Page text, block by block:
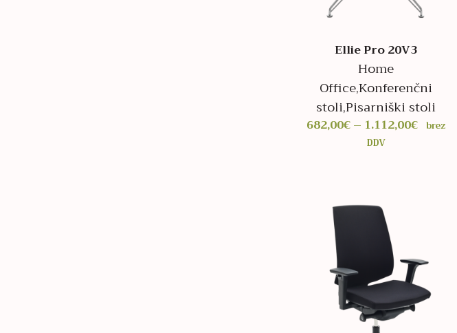
Home
Office,Konferenčni
stoli,Pisarniški stoli
Ellie Pro 20V3
682,00€– 1.112,00€Cenovni
brez
DDV